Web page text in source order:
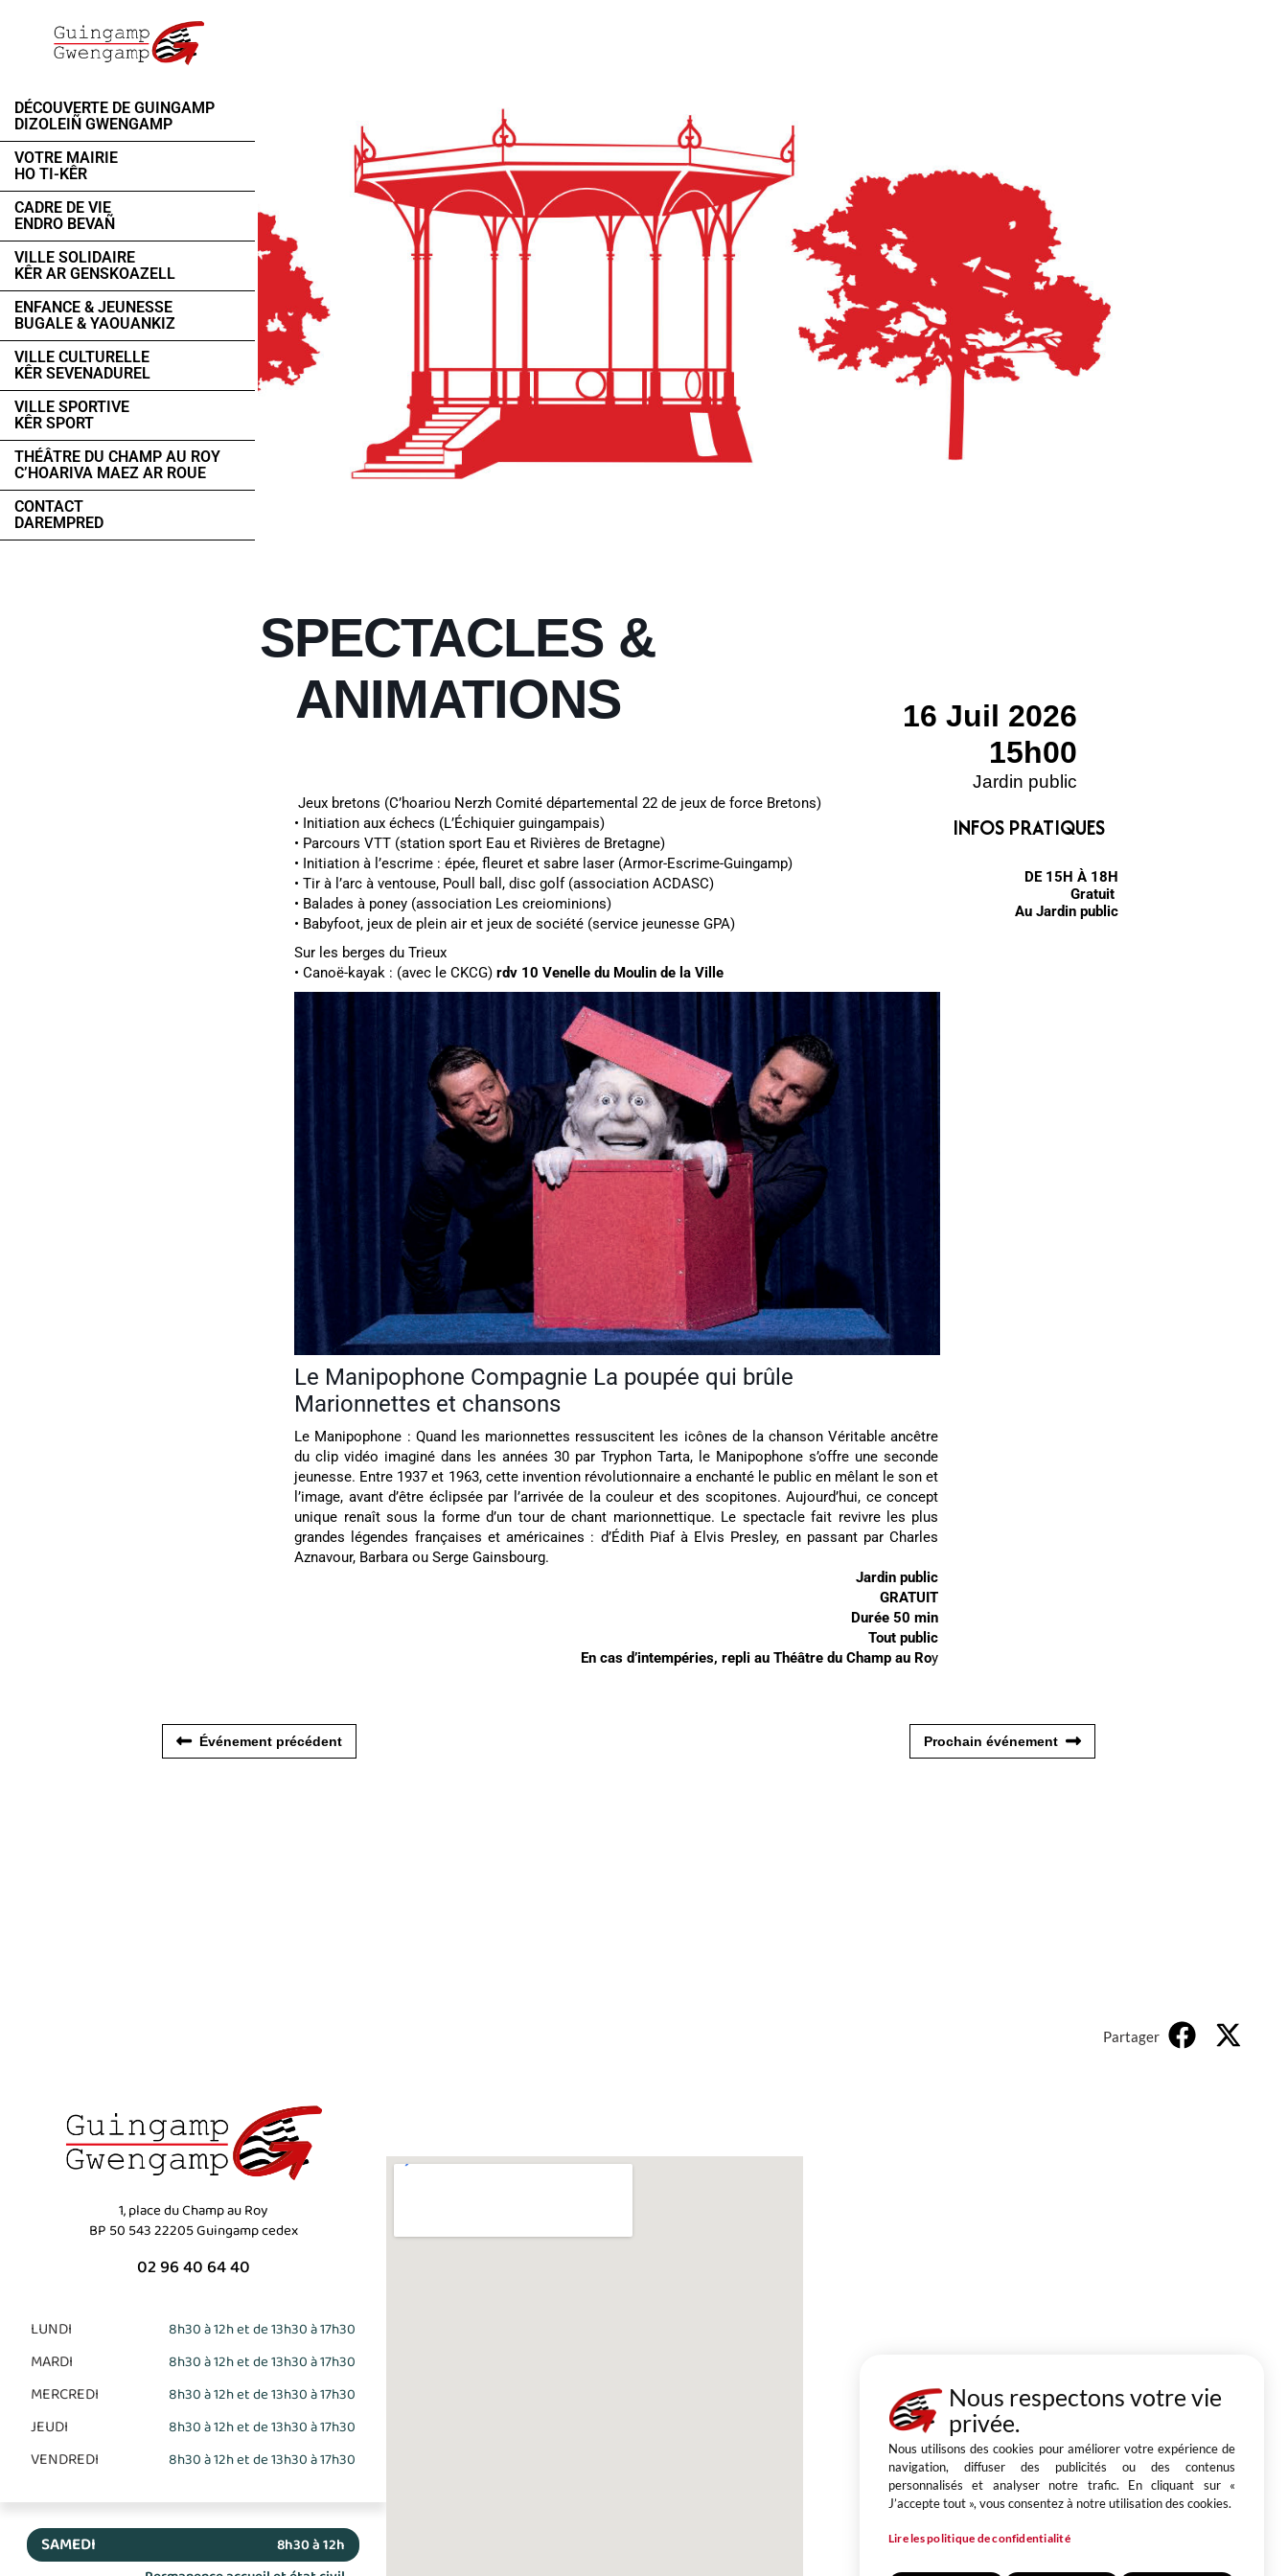
DÉCOUVERTE DE GUINGAMP
DIZOLEIÑ GWENGAMP
VOTRE MAIRIE
HO TI-KÊR
CADRE DE VIE
ENDRO BEVAÑ
VILLE SOLIDAIRE
KÊR AR GENSKOAZELL
ENFANCE & JEUNESSE
BUGALE & YAOUANKIZ
VILLE CULTURELLE
KÊR SEVENADUREL
VILLE SPORTIVE
KÊR SPORT
THÉÂTRE DU CHAMP AU ROY
C’HOARIVA MAEZ AR ROUE
CONTACT
DAREMPRED
SPECTACLES &
ANIMATIONS
16 Juil 2026
15h00
Jardin public
Jeux bretons (C’hoariou Nerzh Comité départemental 22 de jeux de force Bretons)
• Initiation aux échecs (L’Échiquier guingampais)
• Parcours VTT (station sport Eau et Rivières de Bretagne)
• Initiation à l’escrime : épée, fleuret et sabre laser (Armor-Escrime-Guingamp)
• Tir à l’arc à ventouse, Poull ball, disc golf (association ACDASC)
• Balades à poney (association Les creiominions)
• Babyfoot, jeux de plein air et jeux de société (service jeunesse GPA)
Sur les berges du Trieux
• Canoë-kayak : (avec le CKCG)rdv 10 Venelle du Moulin de la Ville
Le Manipophone Compagnie La poupée qui brûle
Marionnettes et chansons
Le Manipophone : Quand les marionnettes ressuscitent les icônes de la chanson Véritable ancêtre
du clip vidéo imaginé dans les années 30 par Tryphon Tarta, le Manipophone s’offre une seconde
jeunesse. Entre 1937 et 1963, cette invention révolutionnaire a enchanté le public en mêlant le son et
l’image, avant d’être éclipsée par l’arrivée de la couleur et des scopitones. Aujourd’hui, ce concept
unique renaît sous la forme d’un tour de chant marionnettique. Le spectacle fait revivre les plus
grandes légendes françaises et américaines : d’Édith Piaf à Elvis Presley, en passant par Charles
Aznavour, Barbara ou Serge Gainsbourg.
Jardin public
GRATUIT
Durée 50 min
Tout public
En cas d’intempéries, repli au Théâtre du Champ au Roy
INFOS PRATIQUES
DE 15H À 18H
Gratuit
Au Jardin public
Événement précédent Prochain événement
Partager
1, place du Champ au Roy
BP 50 543 22205 Guingamp cedex
02 96 40 64 40
LUNDI 8h30 à 12h et de 13h30 à 17h30
MARDI 8h30 à 12h et de 13h30 à 17h30
MERCREDI 8h30 à 12h et de 13h30 à 17h30
JEUDI 8h30 à 12h et de 13h30 à 17h30
VENDREDI 8h30 à 12h et de 13h30 à 17h30
SAMEDI
8h30 à 12h
Nous respectons votre vie
privée.
Nous utilisons des cookies pour améliorer votre expérience de
navigation, diffuser des publicités ou des contenus
personnalisés et analyser notre trafic. En cliquant sur «
J’accepte tout », vous consentez à notre utilisation des cookies.
Lire les politique de confidentialité